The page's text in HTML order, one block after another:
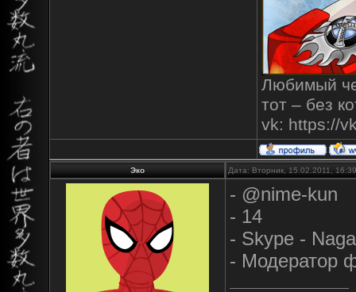
Любимый
тот – без
vk: https://
Эко Дата: Вторник, 15.02.2011,
- @nime-kun
- 14
- Skype -
- Модератор